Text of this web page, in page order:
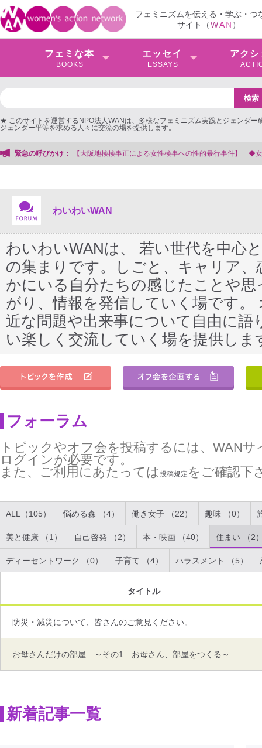
フェミニズムを伝える・学ぶ・つ
サイト（WAN ）
フェミな本
BOOKS
エッセイ
ESSAYS
アクシ
★ このサイトを運営するNPO法人WANは、多様なフェミニズム実践とジェンダー
ジェンダー平等を求める人々に交流の場を提供します。
緊急の呼びかけ：
正による女性検事への性的暴行事件】 ◆女性検事を支援する会事務局
わいわいWAN
わいわいWANは、 若い世代を中心
の集まりです。しごと、キャリア
かにいる自分たちの感じたことや
がり、情報を発信していく場です
近な問題や出来事について自由に
い楽しく交流していく場を提供しま
フォーラム
トピックやオフ会を投稿するには、WAN
ログインが必要です。
また、ご利用にあたっては 投稿規定 をご確認下
ALL（105） 悩める森 （4） 働き女子 （22） 趣味 （0）
美と健康 （1） 自己啓発 （2） 本・映画 （40） 住まい （2
ディーセントワーク （0） 子育て （4） ハラスメント （5）
タイトル
防災・減災について、皆さんのご意見ください。
お母さんだけの部屋 ～その1 お母さん、部屋をつくる～
新着記事一覧